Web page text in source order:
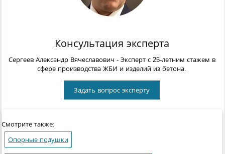
Консультация эксперта
Сергеев Александр Вячеславович - Эксперт с 25-летним стажем в
сфере производства ЖБИ и изделий из бетона.
Задать вопрос эксперту
Смотрите также:
Опорные подушки